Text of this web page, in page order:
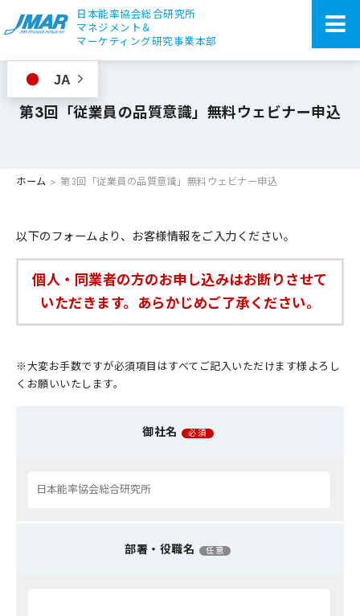
日本能率協会総合研究所
マネジメント＆
マーケティング研究事業本部
第3回「従業員の品質意識」無料ウェビナー申込
ホーム > 第3回「従業員の品質意識」無料ウェビナー申込
以下のフォームより、お客様情報をご入力ください。
個人・同業者の方のお申し込みはお断りさせて
いただきます。あらかじめご了承ください。
※大変お手数ですが必須項目はすべてご記入いただけます様よろし
くお願いいたします。
御社名 必須
部署・役職名 任意
JA